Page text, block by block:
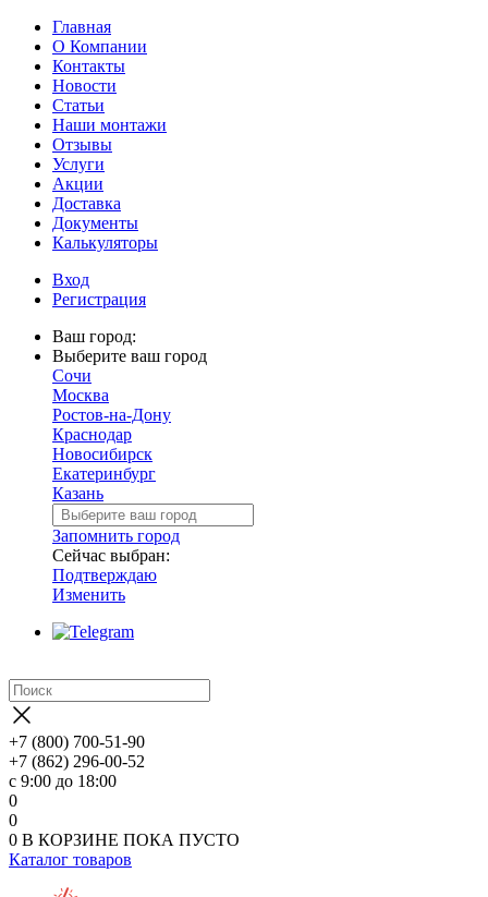
Главная
О Компании
Контакты
Новости
Статьи
Наши монтажи
Отзывы
Услуги
Акции
Доставка
Документы
Калькуляторы
Вход
Регистрация
Ваш город:
Выберите ваш город
Сочи
Москва
Ростов-на-Дону
Краснодар
Новосибирск
Екатеринбург
Казань
Запомнить город
Сейчас выбран:
Подтверждаю
Изменить
+7 (800) 700-51-90
+7 (862) 296-00-52
с 9:00 до 18:00
0
0
0 В КОРЗИНЕ ПОКА ПУСТО
Каталог товаров